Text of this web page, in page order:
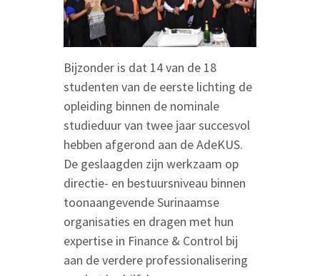
Bijzonder is dat 14 van de 18
studenten van de eerste lichting de
opleiding binnen de nominale
studieduur van twee jaar succesvol
hebben afgerond aan de AdeKUS.
De geslaagden zijn werkzaam op
directie- en bestuursniveau binnen
toonaangevende Surinaamse
organisaties en dragen met hun
expertise in Finance & Control bij
aan de verdere professionalisering